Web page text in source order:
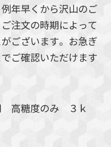
年早くから沢山のご
注文の時期によって
ございます。お急ぎ
ご確認いただけます
高糖度のみ ３ｋ